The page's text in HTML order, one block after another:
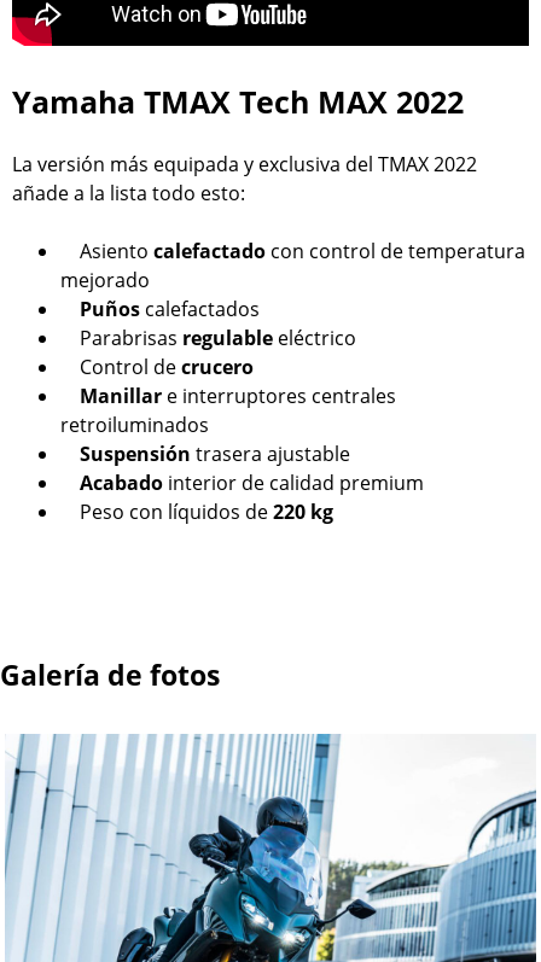
Yamaha TMAX Tech MAX 2022
La versión más equipada y exclusiva del TMAX 2022
añade a la lista todo esto:
Asiento calefactado con control de temperatura
mejorado
Puños calefactados
Parabrisas regulable eléctrico
Control decrucero
Manillar e interruptores centrales
retroiluminados
Suspensión trasera ajustable
Acabado interior de calidad premium
Peso con líquidos de220 kg
Galería de fotos